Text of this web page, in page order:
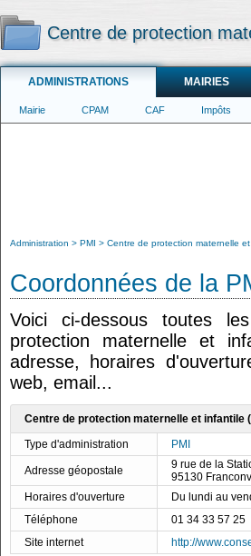
Centre de protection
ADMINISTRATIONS MAIRIES
Mairie CPAM CAF Impôts
Administration PMI Centre de protection maternelle
Coordonnées de la
Voici ci-dessous toutes
protection maternelle et
adresse, horaires
web, email...
Centre de protection maternelle et infantile
Type d'administration
PMI
Adresse géopostale
9 rue de la
95130
Horaires d'ouverture
Du lundi au
Téléphone
01 34 33 57 25
Site internet
http://